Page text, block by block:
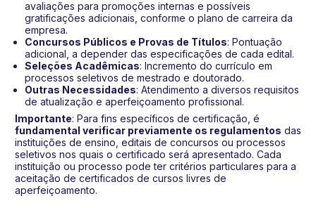
avaliações para promoções internas e possíveis
gratificações adicionais, conforme o plano de carreira da
empresa.
Concursos Públicos e Provas de Títulos: Pontuação
adicional, a depender das especificações de cada edital.
Seleções Acadêmicas: Incremento do currículo em
processos seletivos de mestrado e doutorado.
Outras Necessidades: Atendimento a diversos requisitos
de atualização e aperfeiçoamento profissional.
Importante: Para fins específicos de certificação, é
fundamental verificar previamente os regulamentos das
instituições de ensino, editais de concursos ou processos
seletivos nos quais o certificado será apresentado. Cada
instituição ou processo pode ter critérios particulares para a
aceitação de certificados de cursos livres de
aperfeiçoamento.